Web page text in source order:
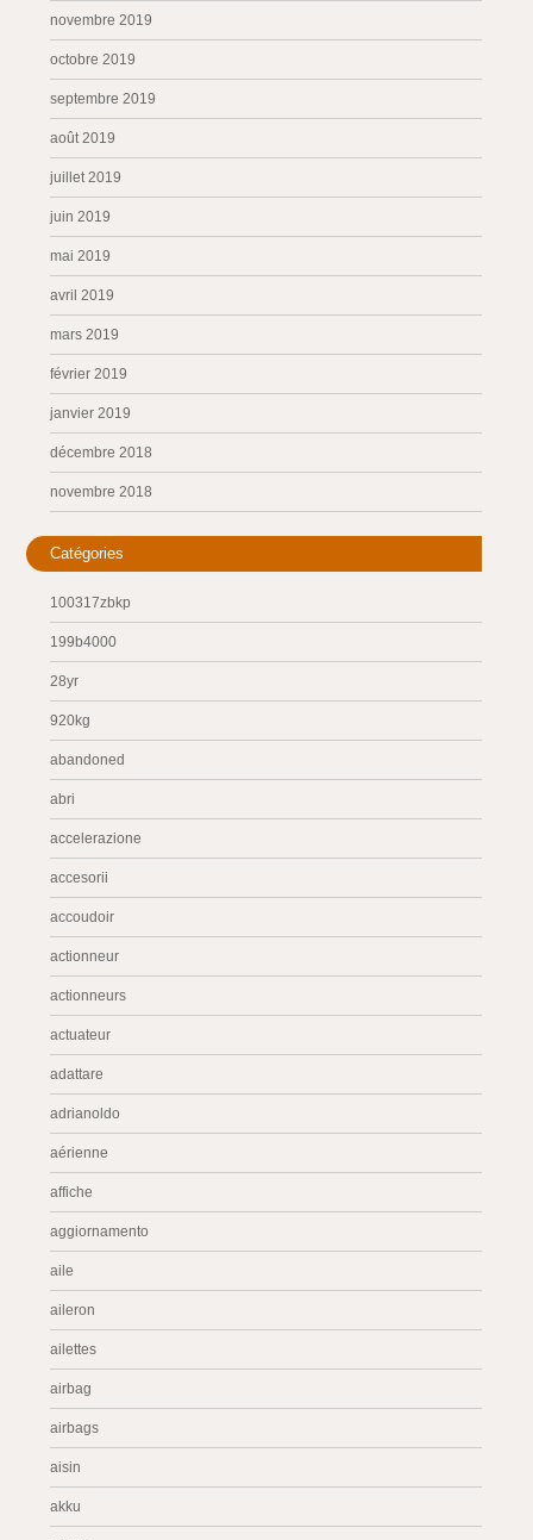
novembre 2019
octobre 2019
septembre 2019
août 2019
juillet 2019
juin 2019
mai 2019
avril 2019
mars 2019
février 2019
janvier 2019
décembre 2018
novembre 2018
Catégories
100317zbkp
199b4000
28yr
920kg
abandoned
abri
accelerazione
accesorii
accoudoir
actionneur
actionneurs
actuateur
adattare
adrianoldo
aérienne
affiche
aggiornamento
aile
aileron
ailettes
airbag
airbags
aisin
akku